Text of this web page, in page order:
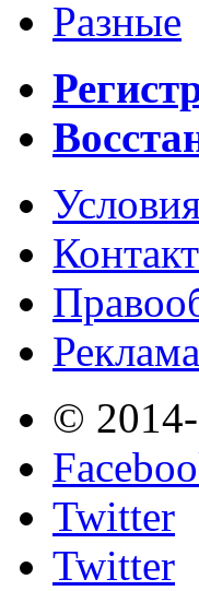
Разные
©
Twitter
Twitter